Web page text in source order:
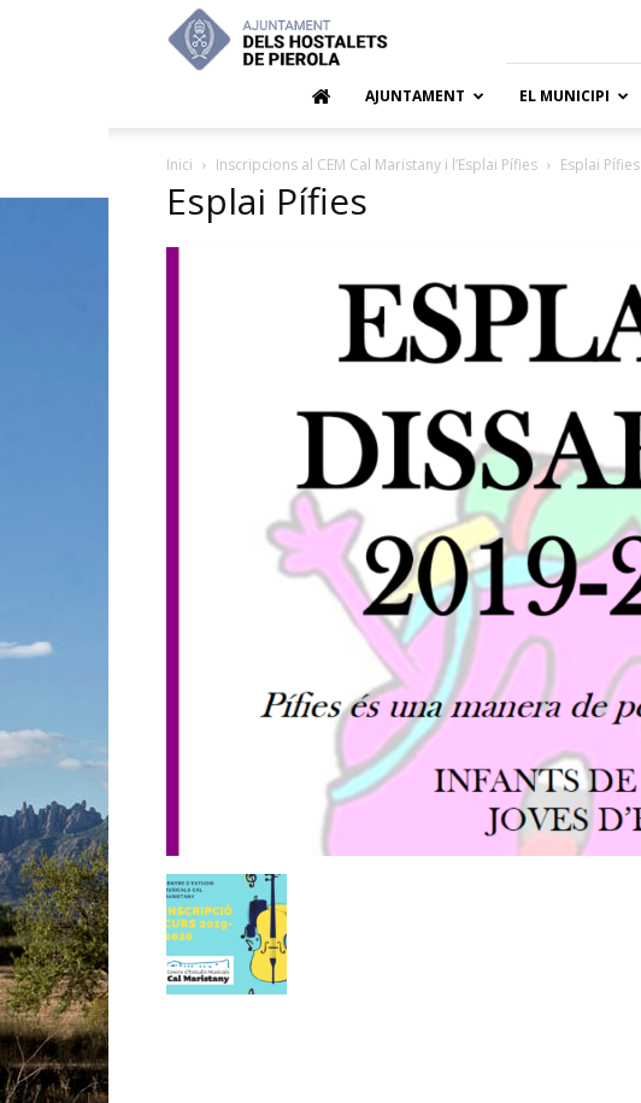
Hostalets
de
AJUNTAMENT EL MUNICIPI
Inici Inscripcions al CEM Cal Maristany i l’Esplai Pífies Esplai Pífies
Esplai Pífies